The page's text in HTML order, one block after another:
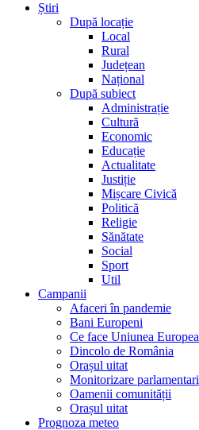
Știri
După locație
Local
Rural
Județean
Național
După subiect
Administrație
Cultură
Economic
Educație
Actualitate
Justiție
Mișcare Civică
Politică
Religie
Sănătate
Social
Sport
Util
Campanii
Afaceri în pandemie
Bani Europeni
Ce face Uniunea
Dincolo de România
Orașul uitat
Monitorizare parlamentari
Oamenii comunității
Orașul uitat
Prognoza meteo